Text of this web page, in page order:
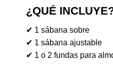
¿QUÉ
✔ 1 sábana sobre
✔ 1 sábana ajustable
✔ 1 o 2 fundas para